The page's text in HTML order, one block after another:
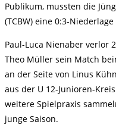
Publikum, mussten die
(TCBW) eine 0:3-
Paul-Luca Nienaber verlor
Theo Müller sein Match
an der Seite von Linus
aus der U 12-Junioren-
weitere Spielpraxis
junge Saison.